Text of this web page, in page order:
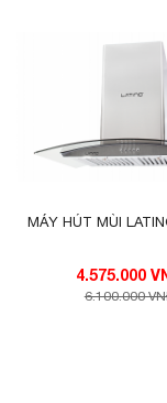
MÁY HÚT MÙI
6.100.000